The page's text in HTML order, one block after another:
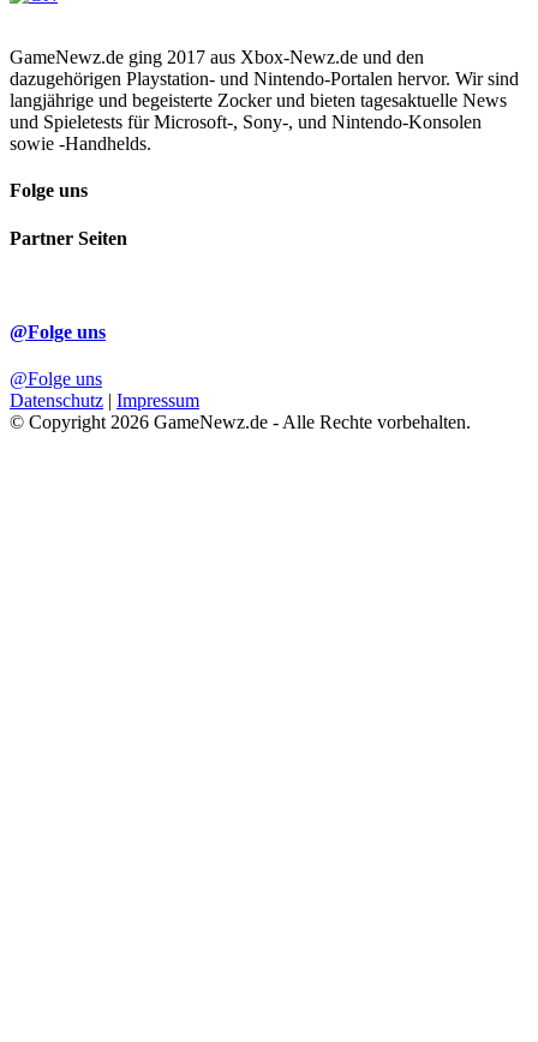
GameNewz.de ging 2017 aus Xbox-Newz.de und den
dazugehörigen Playstation- und Nintendo-Portalen hervor. Wir sind
langjährige und begeisterte Zocker und bieten tagesaktuelle News
und Spieletests für Microsoft-, Sony-, und Nintendo-Konsolen
sowie -Handhelds.
Folge uns
Partner Seiten
@Folge uns
@Folge uns
Datenschutz | Impressum
© Copyright 2026 GameNewz.de - Alle Rechte vorbehalten.